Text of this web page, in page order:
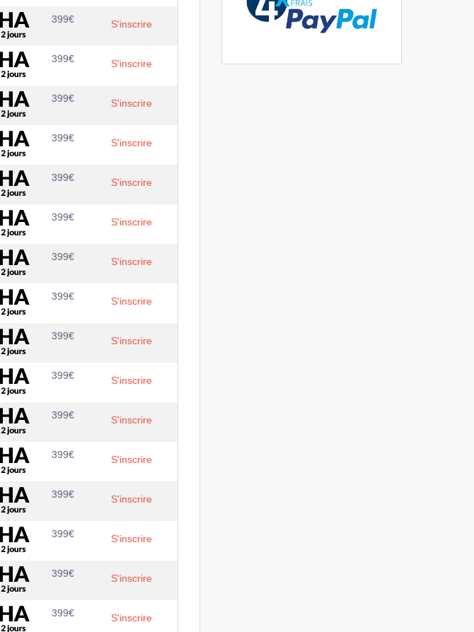
399€ S'inscrire
399€ S'inscrire
399€ S'inscrire
399€ S'inscrire
399€ S'inscrire
399€ S'inscrire
399€ S'inscrire
399€ S'inscrire
399€ S'inscrire
399€ S'inscrire
399€ S'inscrire
399€ S'inscrire
399€ S'inscrire
399€ S'inscrire
399€ S'inscrire
399€ S'inscrire